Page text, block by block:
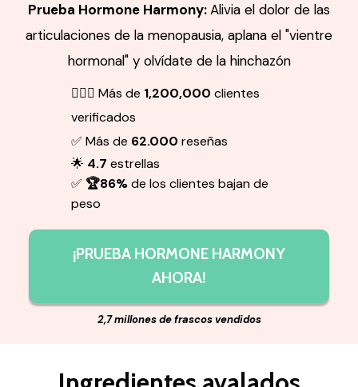
Prueba Hormone Harmony:Alivia el dolor de las
articulaciones de la menopausia, aplana el "vientre
hormonal" y olvídate de la hinchazón
👱🏻‍♀️ Más de 1,200,000 clientes
verificados
✅ Más de 62.000 reseñas
🌟 4.7 estrellas
✅ 🏆86%de los clientes bajan de
peso
¡PRUEBA HORMONE HARMONY
AHORA!
2,7 millones de frascos vendidos